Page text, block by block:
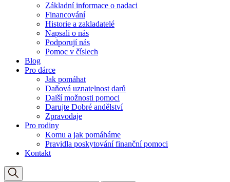
Základní informace o nadaci
Financování
Historie a zakladatelé
Napsali o nás
Podporují nás
Pomoc v číslech
Blog
Pro dárce
Jak pomáhat
Daňová uznatelnost darů
Další možnosti pomoci
Darujte Dobré andělství
Zpravodaje
Pro rodiny
Komu a jak pomáháme
Pravidla poskytování finanční pomoci
Kontakt